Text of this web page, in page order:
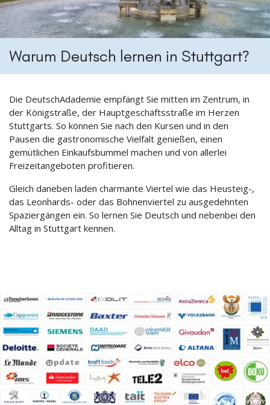
Warum Deutsch lernen in Stuttgart?
Die DeutschAdademie empfängt Sie mitten im Zentrum, in
der Königstraße, der Hauptgeschäftsstraße im Herzen
Stuttgarts. So können Sie nach den Kursen und in den
Pausen die gastronomische Vielfalt genießen, einen
gemütlichen Einkaufsbummel machen und von allerlei
Freizeitangeboten profitieren.
Gleich daneben laden charmante Viertel wie das Heusteig-,
das Leonhards- oder das Bohnenviertel zu ausgedehnten
Spaziergängen ein. So lernen Sie Deutsch und nebenbei den
Alltag in Stuttgart kennen.